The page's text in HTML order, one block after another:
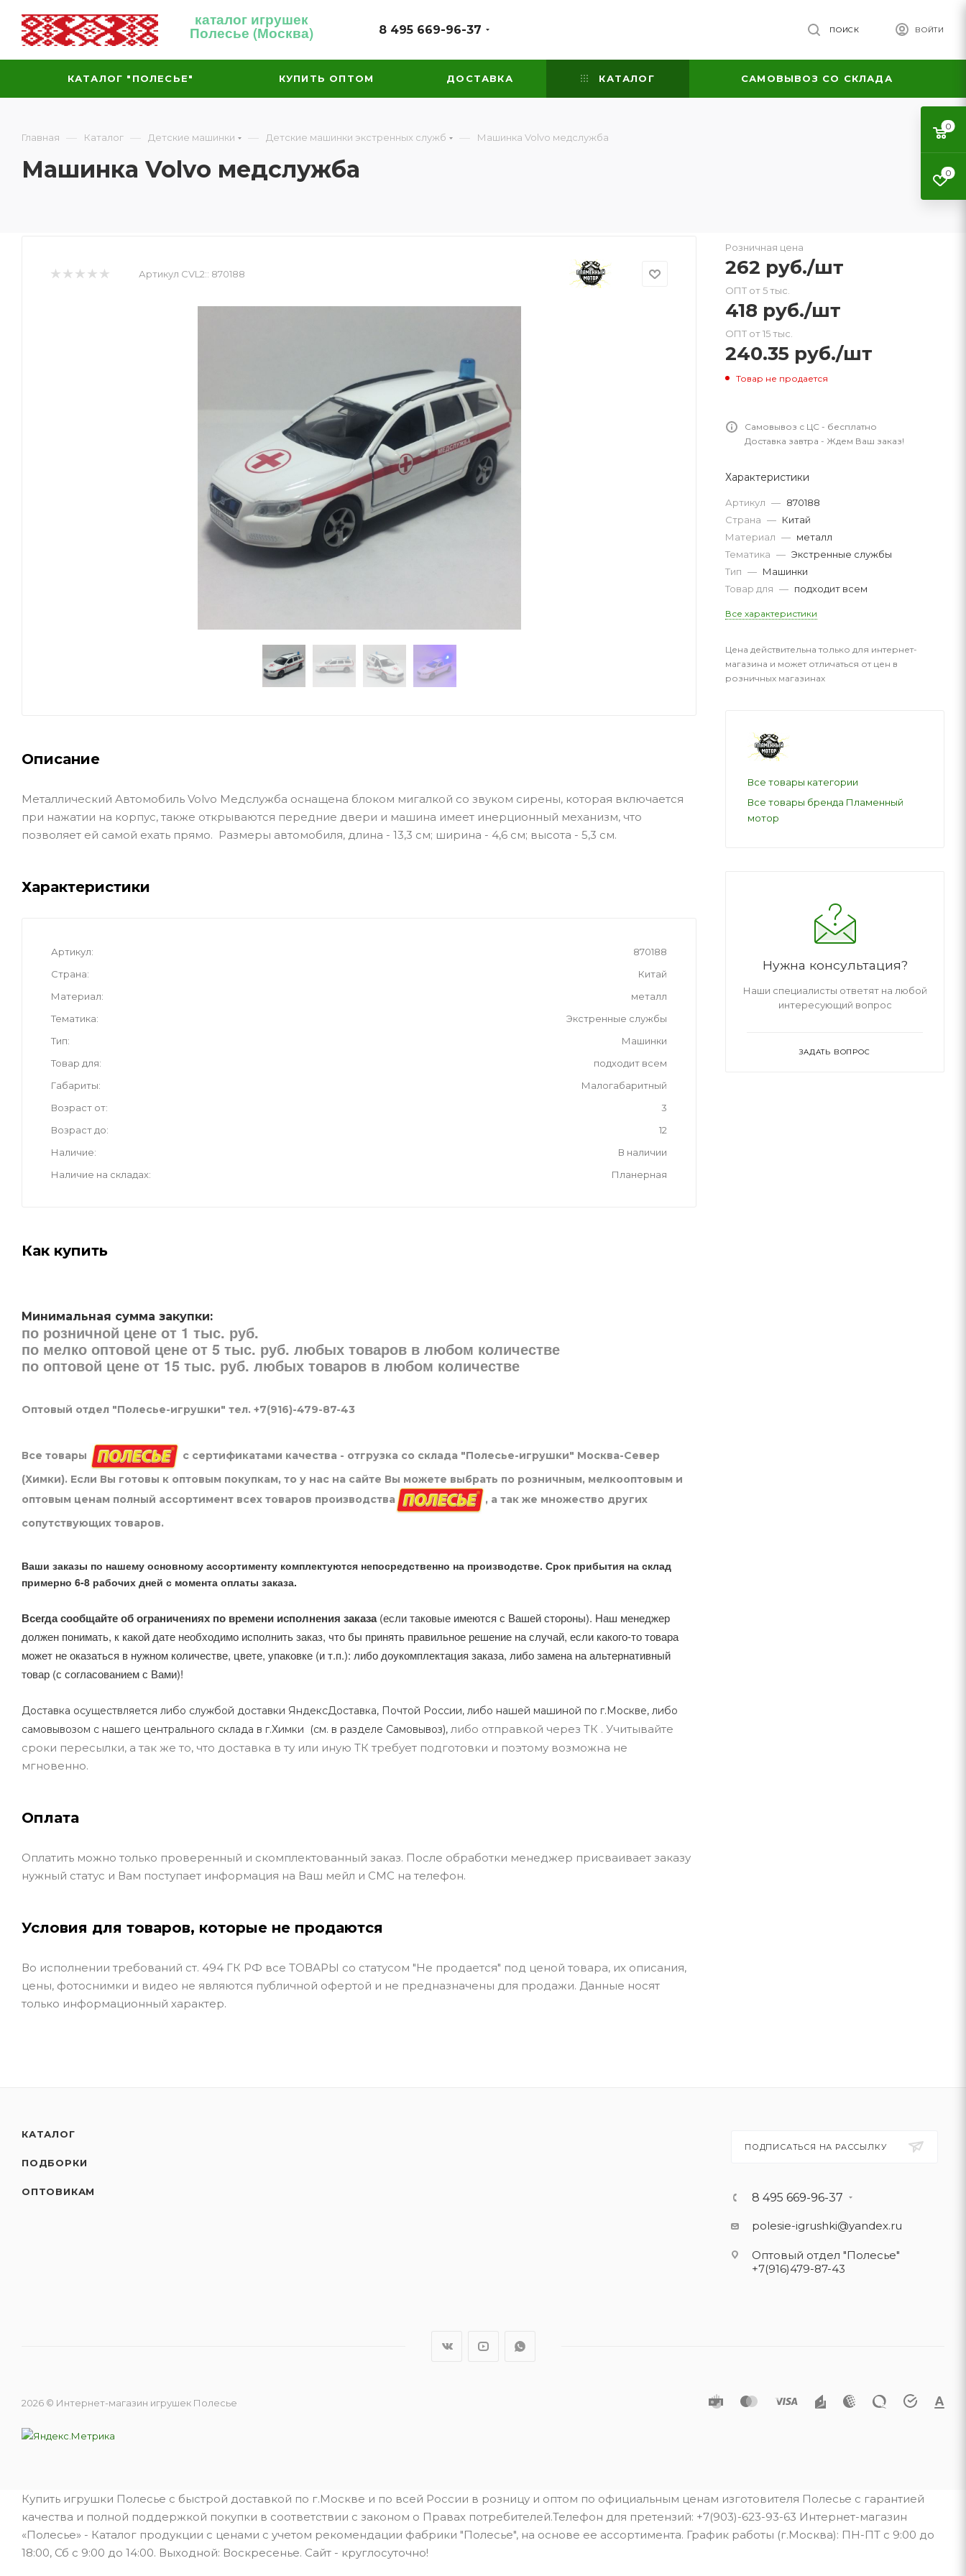
каталог игрушек
Полесье (Москва) 8 495 669-96-37 ВОЙТИ
ПОИСК
КАТАЛОГ "ПОЛЕСЬЕ" КУПИТЬ ОПТОМ ДОСТАВКА КАТАЛОГ САМОВЫВОЗ СО СКЛАДА
Главная — Каталог — Детские машинки — Детские машинки экстренных служб — Машинка Volvo медслужба
Машинка Volvo медслужба
Артикул CVL2:: 870188
Описание
Металлический Автомобиль Volvo Медслужба оснащена блоком мигалкой со звуком сирены, которая включается
при нажатии на корпус, также открываются передние двери и машина имеет инерционный механизм, что
позволяет ей самой ехать прямо. Размеры автомобиля, длина - 13,3 см; ширина - 4,6 см; высота - 5,3 см.
Характеристики
Артикул
870188
Страна
Китай
Материал
металл
Тематика
Экстренные службы
Тип
Машинки
Товар для
подходит всем
Габариты
Малогабаритный
Возраст от
3
Возраст до
12
Наличие
В наличии
Наличие на складах
Планерная
Как купить
Минимальная сумма закупки:
по розничной цене от 1 тыс. руб.
по мелко оптовой цене от 5 тыс. руб. любых товаров в любом количестве
по оптовой цене от 15 тыс. руб. любых товаров в любом количестве
Оптовый отдел "Полесье-игрушки" тел. +7(916)-479-87-43
Все товары
с сертификатами качества - отгрузка со склада "Полесье-игрушки" Москва-Север
(Химки). Если Вы готовы к оптовым покупкам, то у нас на сайте Вы можете выбрать по розничным, мелкооптовым и
оптовым ценам полный ассортимент всех товаров производства
, а так же множество других
сопутствующих товаров.
Ваши заказы по нашему основному ассортименту комплектуются непосредственно на производстве. Срок прибытия на склад
примерно 6-8 рабочих дней с момента оплаты заказа.
Всегда сообщайте об ограничениях по времени исполнения заказа(если таковые имеются с Вашей стороны). Наш менеджер
должен понимать, к какой дате необходимо исполнить заказ, что бы принять правильное решение на случай, если какого-то товара
может не оказаться в нужном количестве, цвете, упаковке (и т.п.): либо доукомплектация заказа, либо замена на альтернативный
товар (с согласованием с Вами)!
Доставка осуществляется либо службой доставки ЯндексДоставка, Почтой России, либо нашей машиной по г.Москве, либо
самовывозом с нашего центрального склада в г.Химки (см. в разделе Самовывоз), либо отправкой через ТК . Учитывайте
сроки пересылки, а так же то, что доставка в ту или иную ТК требует подготовки и поэтому возможна не
мгновенно.
Оплата
Оплатить можно только проверенный и скомплектованный заказ. После обработки менеджер присваивает заказу
нужный статус и Вам поступает информация на Ваш мейл и СМС на телефон.
Условия для товаров, которые не продаются
Во исполнении требований ст. 494 ГК РФ все ТОВАРЫ со статусом "Не продается" под ценой товара, их описания,
цены, фотоснимки и видео не являются публичной офертой и не предназначены для продажи. Данные носят
только информационный характер.
Розничная цена
262 руб./шт
ОПТ от 5 тыс.
418 руб./шт
ОПТ от 15 тыс.
240.35 руб./шт
Товар не продается
Самовывоз с ЦС - бесплатно
Доставка завтра - Ждем Ваш заказ!
Характеристики
Артикул — 870188
Страна — Китай
Материал — металл
Тематика — Экстренные службы
Тип — Машинки
Товар для — подходит всем
Все характеристики
Цена действительна только для интернет-
магазина и может отличаться от цен в
розничных магазинах
Все товары категории
Все товары бренда Пламенный
мотор
Нужна консультация?
Наши специалисты ответят на любой
интересующий вопрос
ЗАДАТЬ ВОПРОС
КАТАЛОГ
ПОДБОРКИ
ОПТОВИКАМ
ПОДПИСАТЬСЯ НА РАССЫЛКУ
8 495 669-96-37
polesie-igrushki@yandex.ru
Оптовый отдел "Полесье"
+7(916)479-87-43
2026 © Интернет-магазин игрушек Полесье
Купить игрушки Полесье с быстрой доставкой по г.Москве и по всей России в розницу и оптом по официальным ценам изготовителя Полесье с гарантией
качества и полной поддержкой покупки в соответствии с законом о Правах потребителей.Телефон для претензий: +7(903)-623-93-63 Интернет-магазин
«Полесье» - Каталог продукции с ценами с учетом рекомендации фабрики "Полесье", на основе ее ассортимента. График работы (г.Москва): ПН-ПТ с 9:00 до
18:00, Сб с 9:00 до 14:00. Выходной: Воскресенье. Сайт - круглосуточно!
0
0